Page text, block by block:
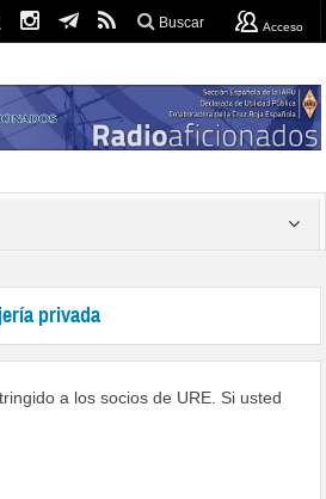
Buscar Acceso
privada
a los socios de URE. Si usted